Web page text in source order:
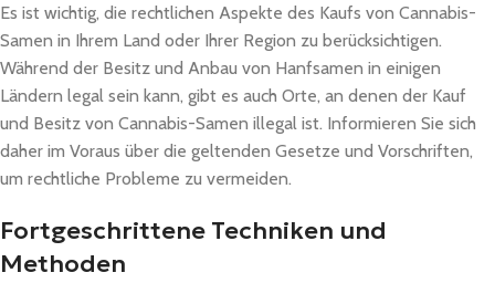
Es ist wichtig, die rechtlichen Aspekte des Kaufs von Cannabis-
Samen in Ihrem Land oder Ihrer Region zu berücksichtigen.
Während der Besitz und Anbau von Hanfsamen in einigen
Ländern legal sein kann, gibt es auch Orte, an denen der Kauf
und Besitz von Cannabis-Samen illegal ist. Informieren Sie sich
daher im Voraus über die geltenden Gesetze und Vorschriften,
um rechtliche Probleme zu vermeiden.
Fortgeschrittene Techniken und
Methoden